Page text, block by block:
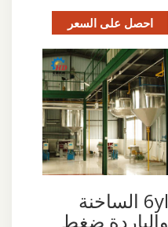
احصل على السعر
6yl الساخنة
والباردة ضغط